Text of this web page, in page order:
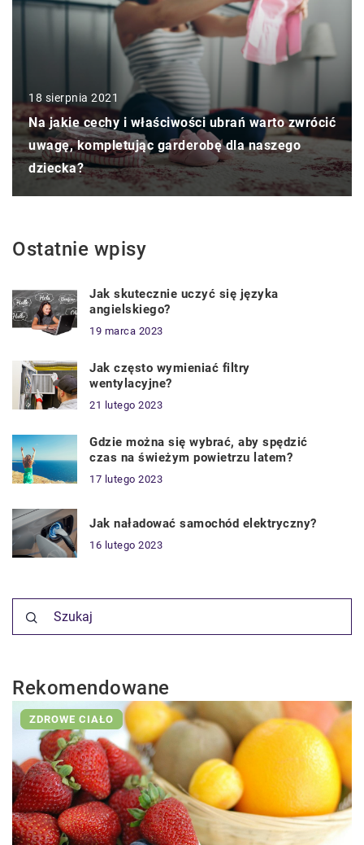
18 sierpnia 2021
Na jakie cechy i właściwości ubrań warto zwrócić
uwagę, kompletując garderobę dla naszego
dziecka?
Ostatnie wpisy
Jak skutecznie uczyć się języka
angielskiego?
19 marca 2023
Jak często wymieniać filtry
wentylacyjne?
21 lutego 2023
Gdzie można się wybrać, aby spędzić
czas na świeżym powietrzu latem?
17 lutego 2023
Jak naładować samochód elektryczny?
16 lutego 2023
Rekomendowane
ZDROWE CIAŁO